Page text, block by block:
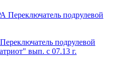
подрулевой
вып. с 07.13 г.